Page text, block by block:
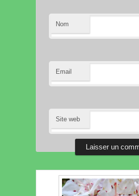
Nom
Email
Site web